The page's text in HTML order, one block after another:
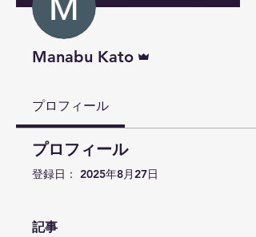
Manabu Kato
プロフィール
プロフィール
登録日： 2025年8月27日
記事